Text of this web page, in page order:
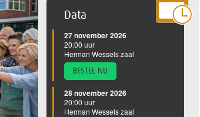
Data
27 november 2026
20:00 uur
Herman Wessels zaal
BESTEL NU
28 november 2026
20:00 uur
Herman Wessels zaal